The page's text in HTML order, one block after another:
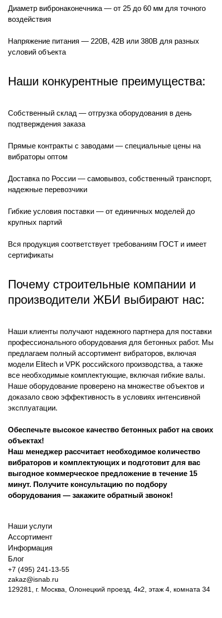
Диаметр вибронаконечника — от 25 до 60 мм для точного
воздействия
Напряжение питания — 220В, 42В или 380В для разных
условий объекта
Наши конкурентные преимущества:
Собственный склад — отгрузка оборудования в день
подтверждения заказа
Прямые контракты с заводами — специальные цены на
вибраторы оптом
Доставка по России — самовывоз, собственный транспорт,
надежные перевозчики
Гибкие условия поставки — от единичных моделей до
крупных партий
Вся продукция соответствует требованиям ГОСТ и имеет
сертификаты
Почему строительные компании и
производители ЖБИ выбирают нас:
Наши клиенты получают надежного партнера для поставки
профессионального оборудования для бетонных работ. Мы
предлагаем полный ассортимент вибраторов, включая
модели Elitech и VPK российского производства, а также
все необходимые комплектующие, включая гибкие валы.
Наше оборудование проверено на множестве объектов и
доказало свою эффективность в условиях интенсивной
эксплуатации.
Обеспечьте высокое качество бетонных работ на своих
объектах!
Наш менеджер рассчитает необходимое количество
вибраторов и комплектующих и подготовит для вас
выгодное коммерческое предложение в течение 15
минут. Получите консультацию по подбору
оборудования — закажите обратный звонок!
Наши услуги
Ассортимент
Информация
Блог
+7 (495) 241-13-55
zakaz@isnab.ru
129281, г. Москва, Олонецкий проезд, 4к2, этаж 4, комната 34